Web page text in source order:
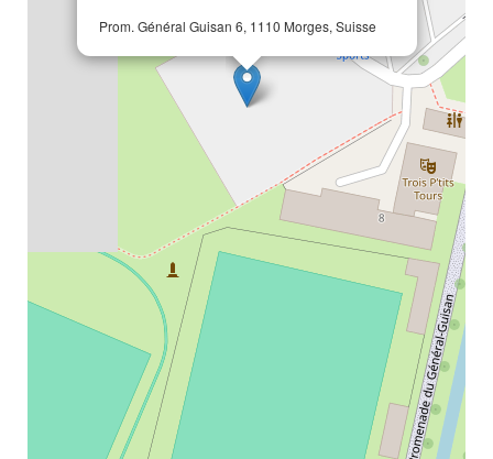
Prom. Général Guisan 6, 1110 Morges, Suisse